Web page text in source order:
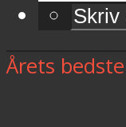
Årets